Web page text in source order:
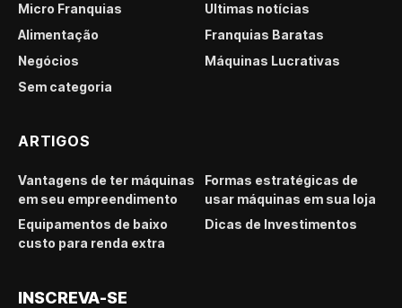
Micro Franquias
Últimas notícias
Alimentação
Franquias Baratas
Negócios
Máquinas Lucrativas
Sem categoria
ARTIGOS
Vantagens de ter máquinas
em seu empreendimento
Formas estratégicas de
usar máquinas em sua loja
Equipamentos de baixo
custo para renda extra
Dicas de Investimentos
INSCREVA-SE